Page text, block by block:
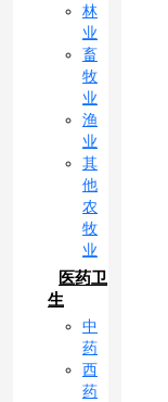
林
业
畜
牧
业
渔
业
其
他
农
牧
业
医药卫
生
中
药
西
药